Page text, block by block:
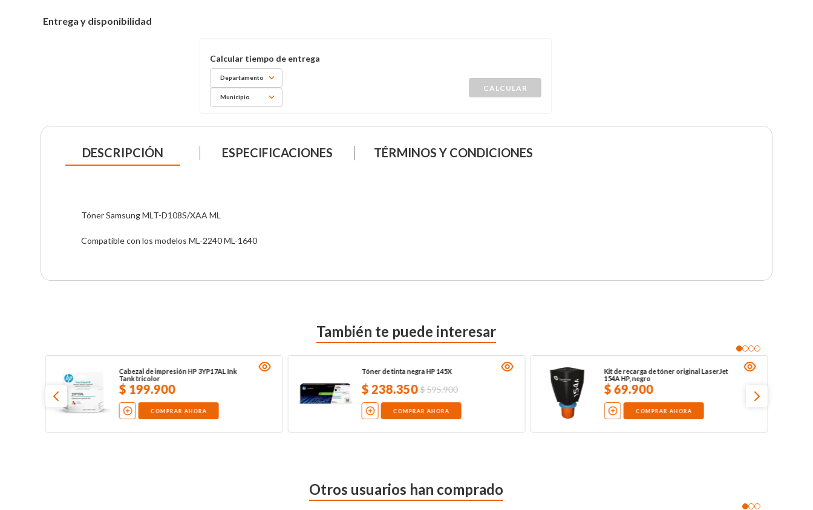
Entrega y disponibilidad
Departamento
Municipio
DESCRIPCIÓN ESPECIFICACIONES TÉRMINOS Y CONDICIONES
Tóner Samsung MLT-D108S/XAA ML
Compatible con los modelos ML-2240 ML-1640
También te puede interesar
Cabezal de impresión HP 3YP17AL Ink
Tank tricolor
$ 199.900
COMPRAR AHORA
Tóner de tinta negra HP 145X
$238.350 $595.900
COMPRAR AHORA
Kit de recarga de tóner original LaserJet
154A HP, negro
$69.900
COMPRAR AHORA
Otros usuarios han comprado